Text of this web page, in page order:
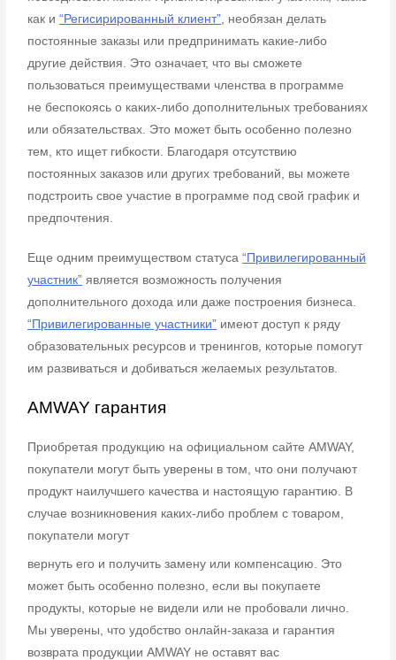
как и“Регисирированный клиент” , необязан делать
постоянные заказы или предпринимать какие-либо
другие действия. Этоозначает, что вы сможете
пользоваться преимуществами членства в программе
небеспокоясь о каких-либо дополнительных требованиях
или обязательствах. Это можетбыть особенно полезно
тем, кто ищет гибкости. Благодаря отсутствию
постоянныхзаказов или других требований, вы можете
подстроить свое участие в программе подсвой график и
предпочтения.
Еще одним преимуществом статуса“Привилегированный
участник” является возможность получения
дополнительного дохода или даже построениябизнеса.
“Привилегированные участники” имеют доступ к ряду
образовательных ресурсов и тренингов, которые помогут
им развиваться и добиваться желаемых результатов.
AMWAY гарантия
Приобретая продукцию на официальном сайте AMWAY,
покупатели могут бытьуверены в том, что они получают
продукт наилучшего качества и настоящую гарантию. В
случае возникновения каких-либо проблем с товаром,
покупатели могут
вернуть его и получить замену или компенсацию. Это
может быть особенно полезно,если вы покупаете
продукты, которые не видели или не пробовали лично.
Мыуверены, что удобство онлайн-заказа и гарантия
возврата продукции AMWAY неоставят вас